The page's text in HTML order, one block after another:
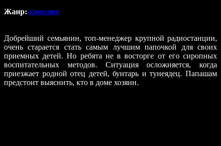
Жанр: комедия
Добрейший семьянин, топ-менеджер крупной радиостанции,
очень старается стать самым лучшим папочкой для своих
приемных детей. Но ребята не в восторге от его сиропных
воспитательных методов. Ситуация осложняется, когда
приезжает родной отец детей, бунтарь и тунеядец. Папашам
предстоит выяснить, кто в доме хозяин.